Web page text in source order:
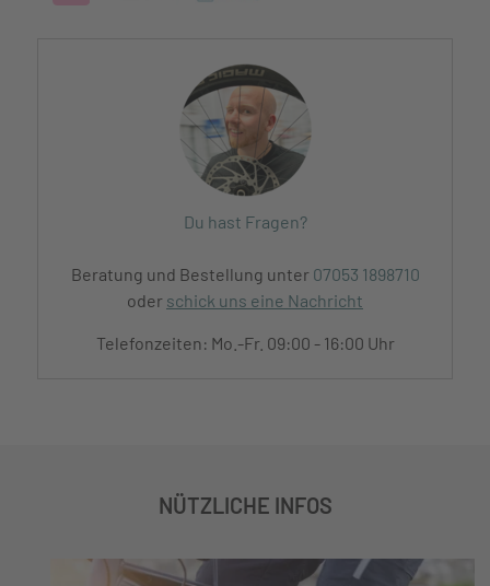
Du hast Fragen?
Beratung und Bestellung unter 07053 1898710
oder schick uns eine Nachricht
Telefonzeiten: Mo.-Fr. 09:00 - 16:00 Uhr
NÜTZLICHE INFOS